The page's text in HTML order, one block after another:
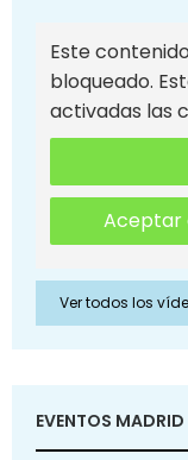
Este
bloqueado.
activadas las
Aceptar
Ver todos los
EVENTOS MADRID